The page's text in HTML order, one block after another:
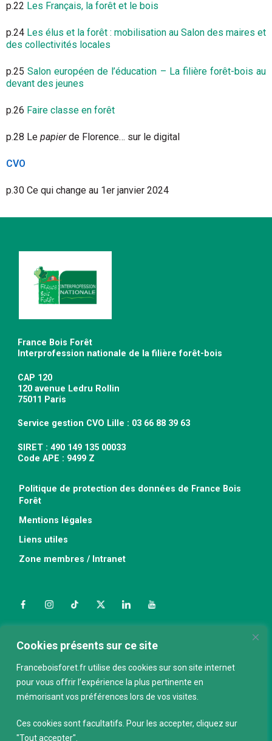
Cookies présents sur ce site
Franceboisforet.fr utilise des cookies sur son site internet
pour vous offrir l’expérience la plus pertinente en
mémorisant vos préférences lors de vos visites.
Ces cookies sont facultatifs. Pour les accepter, cliquez sur
"Tout accepter".
p.22 Les Français, la forêt et le bois
p.24 Les élus et la forêt : mobilisation au Salon des maires et
des collectivités locales
p.25Salon européen de l’éducation – La filière forêt-bois au
devant des jeunes
p.26 Faire classe en forêt
p.28 Le papierde Florence… sur le digital
CVO
p.30 Ce qui change au 1er janvier 2024
France Bois Forêt
Interprofession nationale de la filière forêt-bois
CAP 120
120 avenue Ledru Rollin
75011 Paris
Service gestion CVO Lille : 03 66 88 39 63
SIRET : 490 149 135 00033
Code APE : 9499 Z
Politique de protection des données de France Bois
Forêt
Mentions légales
Liens utiles
Zone membres / Intranet
FacebookInstagramTikTokTwitterLinkedInYouTube
Nous contacter
ABONNEZ-VOUS À LA NEWSLETTER
E-mail *